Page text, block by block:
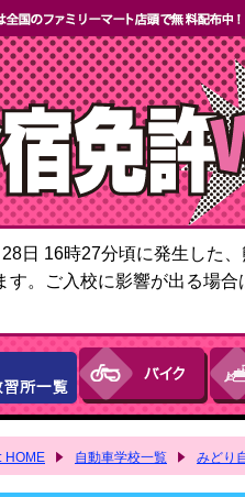
28日 16時27分頃に発生した
す。ご入校に影響が出る場
HOME 自動車学校一覧 みどり